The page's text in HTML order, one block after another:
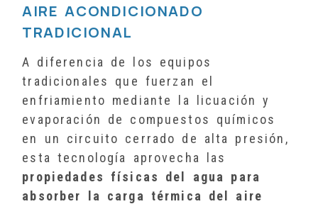
AIRE ACONDICIONADO
TRADICIONAL
A diferencia de los equipos
tradicionales que fuerzan el
enfriamiento mediante la licuación y
evaporación de compuestos químicos
en un circuito cerrado de alta presión,
esta tecnología aprovecha las
propiedades físicas del agua para
absorber la carga térmica del aire